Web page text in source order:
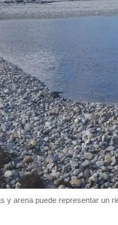
y arena puede representar un